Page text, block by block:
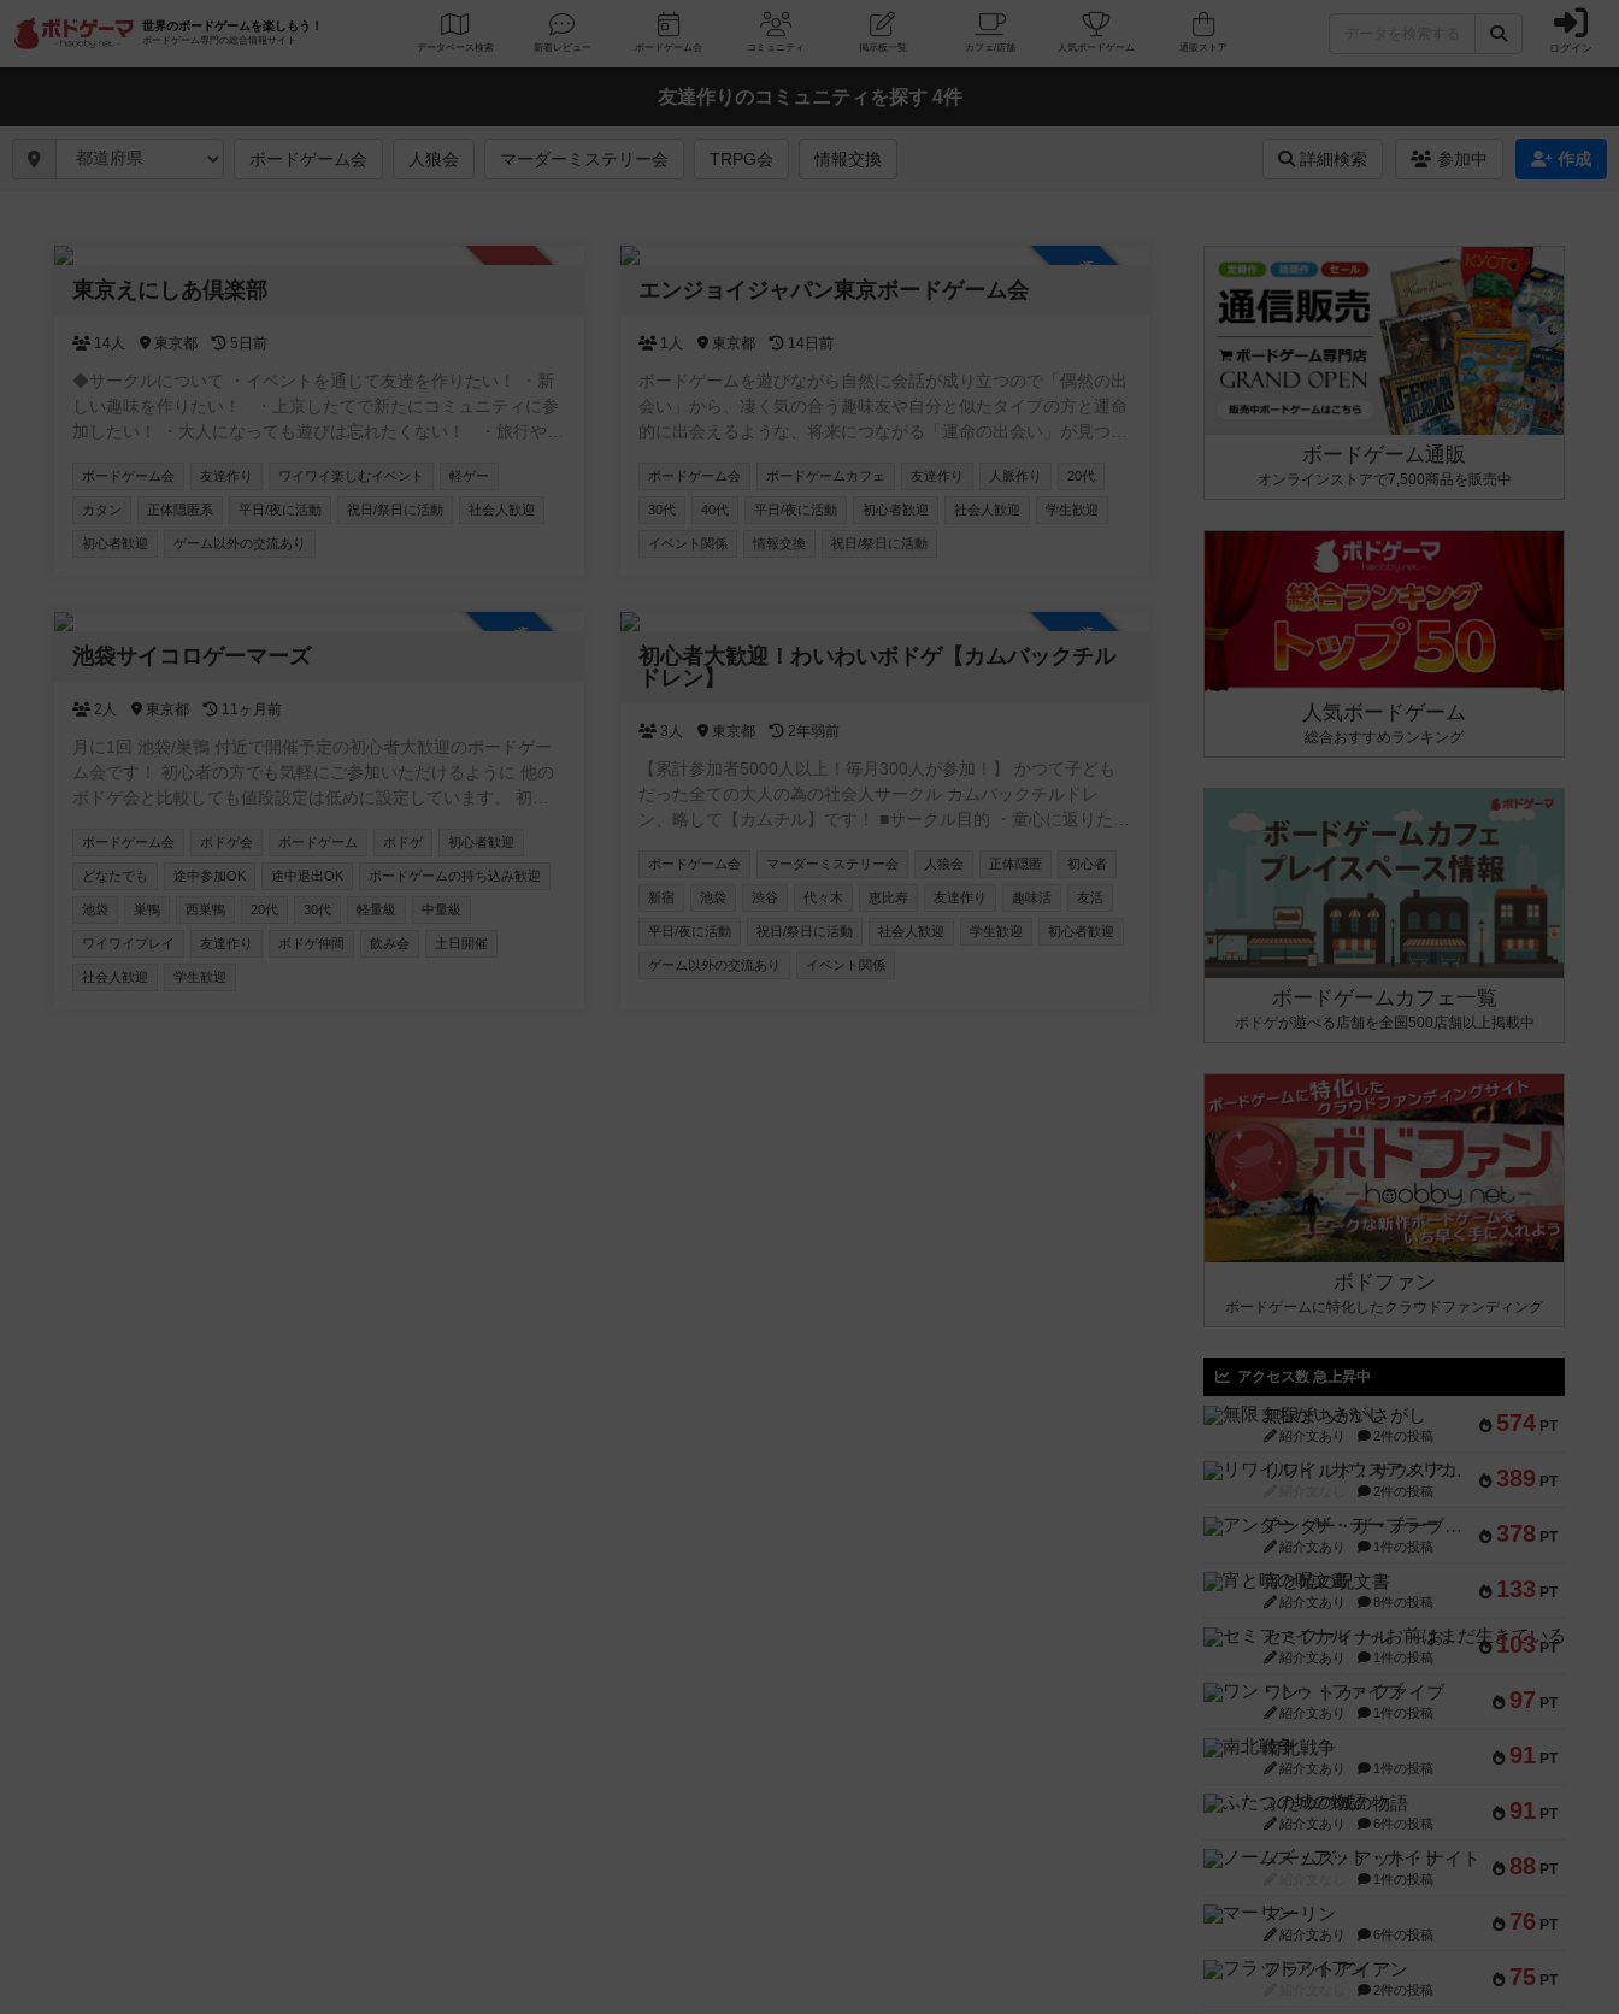
世界のボードゲームを楽しもう！
ボードゲーム専門の総合情報サイト
データベース 検索 新着レビュー ボードゲーム会 コミュニティ 掲示板一覧 カフェ/店舗 人気ボードゲーム ログイン
友達作りのコミュニティを探す 4件
ボードゲーム会 人狼会 マーダーミステリー会 TRPG会 情報交換 詳細検索 参加中 作成
東京えにしあ倶楽部
14人 東京都 5日前
◆サークルについて ・イベントを通じて友達を作りたい！ ・新
しい趣味を作りたい！ ・上京したてで新たにコミュニティに参
加したい！ ・大人になっても遊びは忘れたくない！ ・旅行やア
を作るサークルです！ ◆ボドゲ会 初心者に特化したボドゲ会を
金曜、土日を中心に開催してます！ ルール説明等ゆっくりとわ
みんなで楽しい時間を過ごしましょう！ご参加お待ちしています
🎶
ボードゲーム会 友達作り ワイワイ楽しむイベント 軽ゲー
カタン 正体隠匿系 平日/夜に活動 祝日/祭日に活動 社会人歓迎
初心者歓迎 ゲーム以外の交流あり
エンジョイジャパン東京ボードゲーム会
1人 東京都 14日前
ボードゲームを遊びながら自然に会話が成り立つので「偶然の出
会い」から、凄く気の合う趣味友や自分と似たタイプの方と運命
的に出会えるような、将来につながる「運命の出会い」が見つか
ジ https://enjoyjp.jp/
ボードゲーム会 ボードゲームカフェ 友達作り 人脈作り 20代
30代 40代 平日/夜に活動 初心者歓迎 社会人歓迎 学生歓迎
イベント関係 情報交換 祝日/祭日に活動
池袋サイコロゲーマーズ
2人 東京都 11ヶ月前
月に1回 池袋/巣鴨 付近で開催予定の初心者大歓迎のボードゲー
ム会です！ 初心者の方でも気軽にご参加いただけるように 他の
ボドゲ会と比較しても値段設定は低めに設定しています。 初め
います。 ルールは運営メンバーが丁寧に説明しますので、ご安
心ください。 経験者の方ももちろん歓迎です🙌 ボードゲームの
方、気軽に楽しく遊びたい方にぴったりです！ まだ開催回数が
少なく、内輪ノリもありませんので、どなたでも安心してご参加
ボードゲーム会 ボドゲ会 ボードゲーム ボドゲ 初心者歓迎
どなたでも 途中参加OK 途中退出OK ボードゲームの持ち込み歓迎
池袋 巣鴨 西巣鴨 20代 30代 軽量級 中量級
ワイワイプレイ 友達作り ボドゲ仲間 飲み会 土日開催
社会人歓迎 学生歓迎
参加自由
初心者大歓迎！わいわいボドゲ【カムバックチル
ドレン】
3人 東京都 2年弱前
【累計参加者5000人以上！毎月300人が参加！】 かつて子ども
だった全ての大人の為の社会人サークル カムバックチルドレ
ン、略して【カムチル】です！ ■サークル目的 ・童心に返りたい
かく体を動かしたい ・仕事と無関係の人と話したい 主な年齢層
は20~30代。男女比は6：4 ■お断り ネットワークビジネス、営
記目的の方は来ないで下さい！ 友達作りサークルなので、ナン
ボードゲーム会 マーダーミステリー会 人狼会 正体隠匿 初心者
新宿 池袋 渋谷 代々木 恵比寿 友達作り 趣味活 友活
平日/夜に活動 祝日/祭日に活動 社会人歓迎 学生歓迎 初心者歓迎
ゲーム以外の交流あり イベント関係
ボードゲーム通販
オンラインストアで7,500商品を販売中
人気ボードゲーム
総合おすすめランキング
ボードゲームカフェ一覧
ボドゲが遊べる店舗を全国500店舗以上掲載中
ボドファン
ボードゲームに特化したクラウドファンディング
アクセス数 急上昇中
574 PT
無限まちがいさがし
紹介文あり 2件の投稿
389 PT
リワイルド：サウスアメリカ
2件の投稿
378 PT
アンダー・ザ・テーブラー
紹介文あり 1件の投稿
133 PT
宵と暁の呪文書
紹介文あり 8件の投稿
103 PT
セミファイナル ～お前はまだ生きている～
紹介文あり 1件の投稿
97 PT
ワン・トゥ・ファイブ
紹介文あり 1件の投稿
91 PT
南北戦争
紹介文あり 1件の投稿
91 PT
ふたつの城の物語
紹介文あり 6件の投稿
88 PT
ノームズ・アット・ナイト
1件の投稿
76 PT
マーリン
紹介文あり 6件の投稿
75 PT
フラットアイアン
2件の投稿